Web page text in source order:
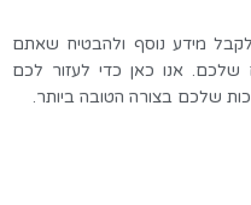
מידע נוסף ולהבטיח שאתם
אנו כאן כדי לעזור לכם
שלכם בצורה הטובה ביותר.